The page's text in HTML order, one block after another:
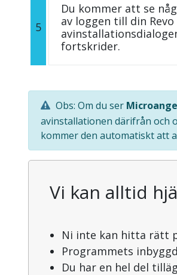
5
Du kommer att se
av loggen till din
fortskrider.
Obs: Om du ser
avinstallationen därifrån och
kommer den automatiskt att
Vi kan alltid
Ni inte kan hitta rätt
Programmets
Du har en hel del